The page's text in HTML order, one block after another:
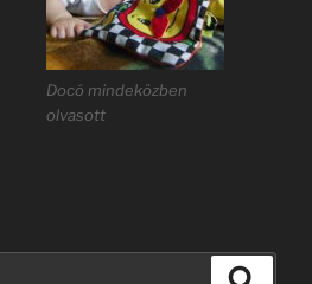
Docó mindeközben
olvasott